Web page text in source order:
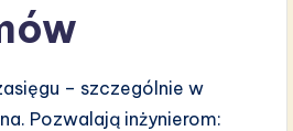
– szczególnie w
Pozwalają inżynierom: